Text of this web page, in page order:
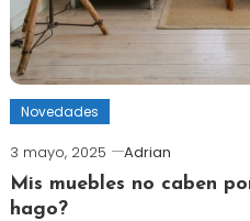
Novedades
3 mayo, 2025
Adrian
Mis muebles no caben
hago?